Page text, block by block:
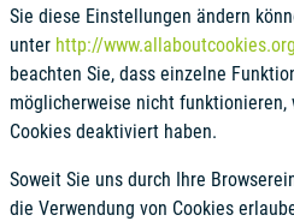
Sie diese Einstellungen ändern
unter http://
beachten Sie, dass einzelne
möglicherweise nicht funktionieren,
Cookies deaktiviert haben.
Soweit Sie uns durch Ihre
die Verwendung von Cookies